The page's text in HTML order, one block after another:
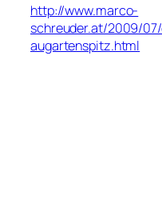
http://www.marco-
schreuder.at/2009/
augartenspitz.html